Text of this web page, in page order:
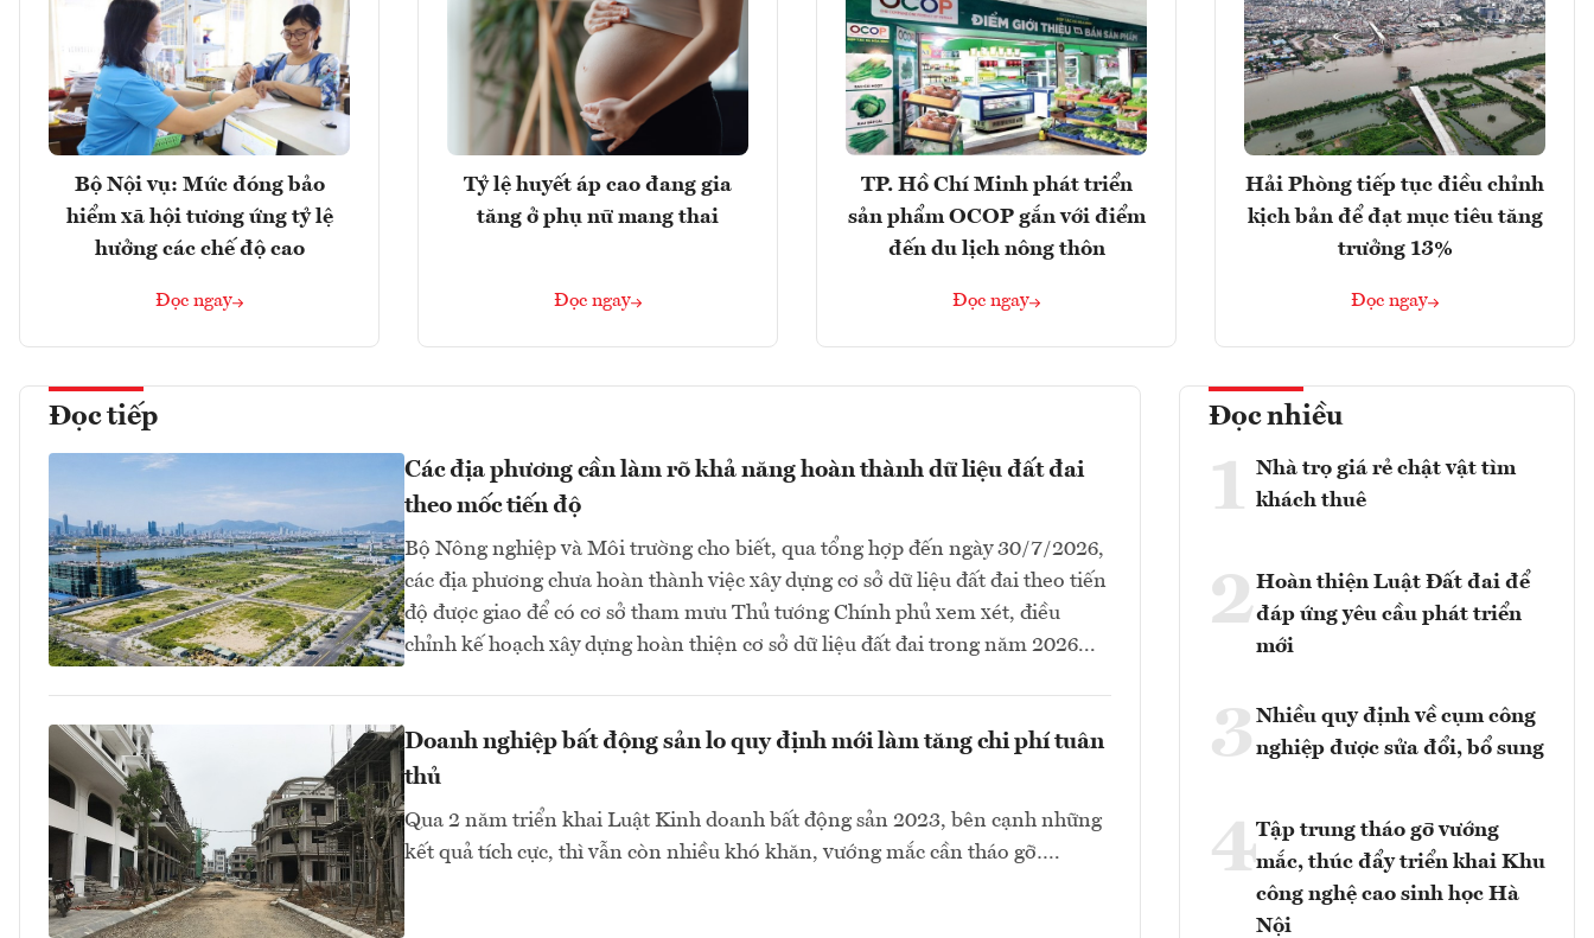
Bộ Nội vụ: Mức đóng bảo
hiểm xã hội tương ứng tỷ lệ
hưởng các chế độ cao
Đọc ngay
Tỷ lệ huyết áp cao đang gia
tăng ở phụ nữ mang thai
Đọc ngay
TP. Hồ Chí Minh phát triển
sản phẩm OCOP gắn với điểm
đến du lịch nông thôn
Đọc ngay
Hải Phòng tiếp tục điều chỉnh
kịch bản để đạt mục tiêu tăng
trưởng 13%
Đọc ngay
Đọc tiếp
Các địa phương cần làm rõ khả năng hoàn thành dữ liệu đất đai
theo mốc tiến độ
Bộ Nông nghiệp và Môi trường cho biết, qua tổng hợp đến ngày 30/7/2026,
các địa phương chưa hoàn thành việc xây dựng cơ sở dữ liệu đất đai theo tiến
độ được giao để có cơ sở tham mưu Thủ tướng Chính phủ xem xét, điều
chỉnh kế hoạch xây dựng hoàn thiện cơ sở dữ liệu đất đai trong năm 2026...
Doanh nghiệp bất động sản lo quy định mới làm tăng chi phí tuân
thủ
Qua 2 năm triển khai Luật Kinh doanh bất động sản 2023, bên cạnh những
kết quả tích cực, thì vẫn còn nhiều khó khăn, vướng mắc cần tháo gỡ….
Đọc nhiều
1 Nhà trọ giá rẻ chật vật tìm
khách thuê
2Hoàn thiện Luật Đất đai để
đáp ứng yêu cầu phát triển
mới
3 Nhiều quy định về cụm công
nghiệp được sửa đổi, bổ sung
4Tập trung tháo gỡ vướng
mắc, thúc đẩy triển khai Khu
công nghệ cao sinh học Hà
Nội